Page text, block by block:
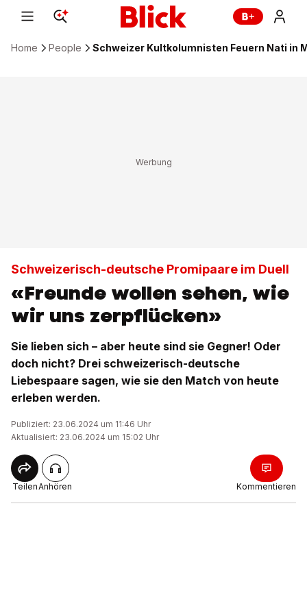
Home People Schweizer Kultkolumnisten Feuern Nati in
Schweizerisch-deutsche Promipaare im Duell
«Freunde wollen sehen, wie
wir uns zerpflücken»
Sie lieben sich – aber heute sind sie Gegner! Oder
doch nicht? Drei schweizerisch-deutsche
Liebespaare sagen, wie sie den Match von heute
erleben werden.
Publiziert: 23.06.2024 um 11:46 Uhr
Aktualisiert: 23.06.2024 um 15:02 Uhr
TeilenAnhören Kommentieren